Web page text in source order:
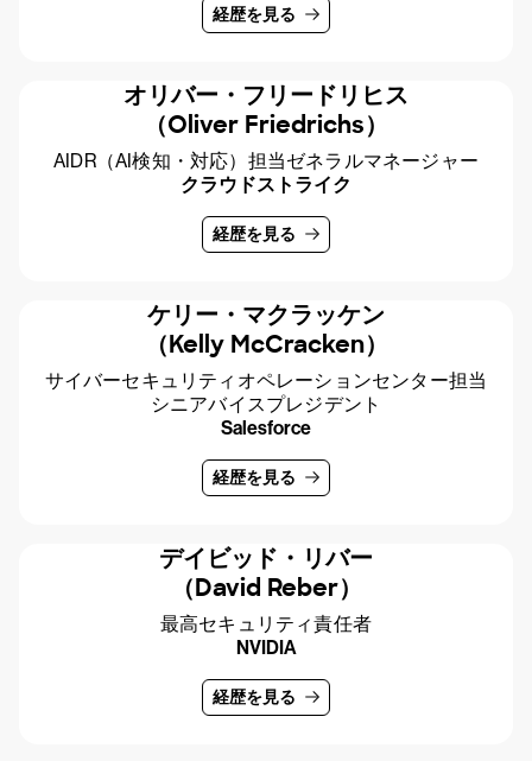
経歴を見る
オリバー・フリードリヒス
（Oliver Friedrichs）
AIDR（AI検知・対応）担当ゼネラルマネージャー
クラウドストライク
経歴を見る
ケリー・マクラッケン
（Kelly McCracken）
サイバーセキュリティオペレーションセンター担当
シニアバイスプレジデント
Salesforce
経歴を見る
デイビッド・リバー
（David Reber）
最高セキュリティ責任者
NVIDIA
経歴を見る